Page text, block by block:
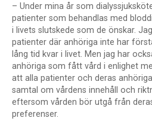
– Under mina år som
patienter som behandlas med
i livets slutskede som de önskar.
patienter där anhöriga inte har
lång tid kvar i livet. Men jag har
anhöriga som fått vård i enlighet
att alla patienter och deras
samtal om vårdens innehåll och
eftersom vården bör utgå från
preferenser.